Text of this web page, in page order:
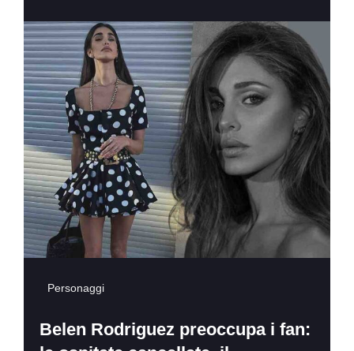
Personaggi
Belen Rodriguez preoccupa i fan: